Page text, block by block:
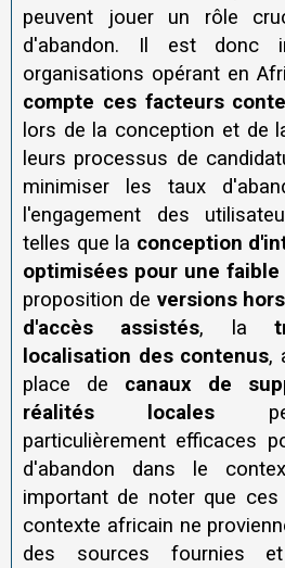
peuvent jouer un rôle
d'abandon. Il est donc
organisations opérant en
compte ces facteurs
lors de la conception et de
leurs processus de
minimiser les taux
l'engagement des
telles que la conception
optimisées pour une faible
proposition de versions
d'accès assistés, la
localisation des contenus,
place de canaux de
réalités locales
particulièrement efficaces
d'abandon dans le
important de noter que
contexte africain ne
des sources fournies